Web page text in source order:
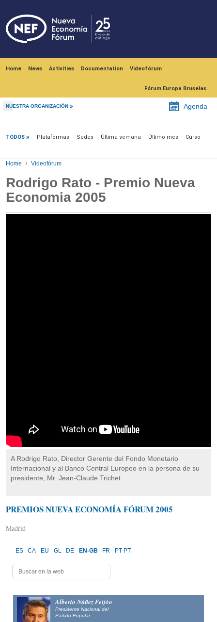
Home News Activities Documentation Videofórum
Fórum Europa Bruselas
NUESTRA ORGANIZACIÓN Agenda
TODOS Plataformas Sedes Última semana Último mes Curso
Home Videofórum
Rodrigo Rato - Premio Nueva
Economi­a 2005
A Rodrigo Rato, Director Gerente del Fondo Monetario
Internacional y al Banco Central Europeo en la persona de su
presidente, Mr. Jean-Claude Trichet
PREMIOS NUEVA ECONOMÍA FÓRUM 2005
Madrid
ES CA EU GL DE EN-GB FR PT-PT
Alberto Núñez Feijóo
Presidente Nacional del
Partido Popular